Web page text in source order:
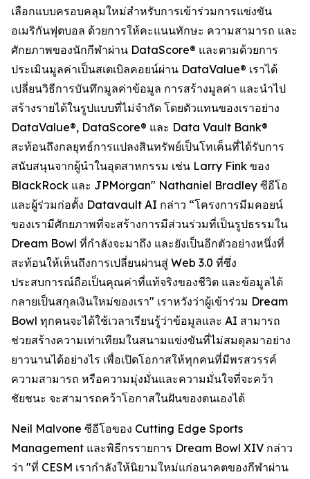
เลือกแบบครอบคลุมใหม่สำหรับการเข้าร่วมการแข่งขัน
อเมริกันฟุตบอล ด้วยการให้คะแนนทักษะ ความสามารถ และ
ศักยภาพของนักกีฬาผ่าน DataScore® และตามด้วยการ
ประเมินมูลค่าเป็นสเตเบิลคอยน์ผ่าน DataValue® เราได้
เปลี่ยนวิธีการบันทึกมูลค่าข้อมูล การสร้างมูลค่า และนำไป
สร้างรายได้ในรูปแบบที่ไม่จำกัด โดยตัวแทนของเราอย่าง
DataValue®, DataScore® และ Data Vault Bank®
สะท้อนถึงกลยุทธ์การแปลงสินทรัพย์เป็นโทเค็นที่ได้รับการ
สนับสนุนจากผู้นำในอุตสาหกรรม เช่น Larry Fink ของ
BlackRock และ JPMorgan" Nathaniel Bradley ซีอีโอ
และผู้ร่วมก่อตั้ง Datavault AI กล่าว “โครงการมีมคอยน์
ของเรามีศักยภาพที่จะสร้างการมีส่วนร่วมที่เป็นรูปธรรมใน
Dream Bowl ที่กำลังจะมาถึง และยังเป็นอีกตัวอย่างหนึ่งที่
สะท้อนให้เห็นถึงการเปลี่ยนผ่านสู่ Web 3.0 ที่ซึ่ง
ประสบการณ์ถือเป็นคุณค่าที่แท้จริงของชีวิต และข้อมูลได้
กลายเป็นสกุลเงินใหม่ของเรา" เราหวังว่าผู้เข้าร่วม Dream
Bowl ทุกคนจะได้ใช้เวลาเรียนรู้ว่าข้อมูลและ AI สามารถ
ช่วยสร้างความเท่าเทียมในสนามแข่งขันที่ไม่สมดุลมาอย่าง
ยาวนานได้อย่างไร เพื่อเปิดโอกาสให้ทุกคนที่มีพรสวรรค์
ความสามารถ หรือความมุ่งมั่นและความมั่นใจที่จะคว้า
ชัยชนะ จะสามารถคว้าโอกาสในฝันของตนเองได้
Neil Malvone ซีอีโอของ Cutting Edge Sports
Management และพิธีกรรายการ Dream Bowl XIV กล่าว
ว่า "ที่ CESM เรากำลังให้นิยามใหม่แก่อนาคตของกีฬาผ่าน